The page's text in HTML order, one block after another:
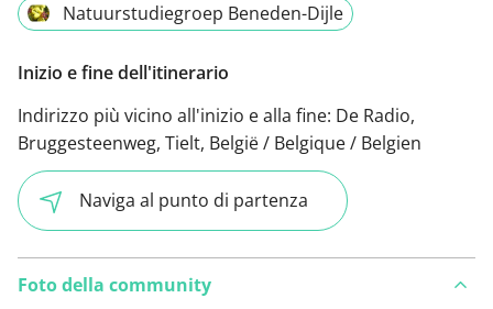
Natuurstudiegroep Beneden-Dijle
Inizio e fine dell'itinerario
Indirizzo più vicino all'inizio e alla fine: De Radio,
Bruggesteenweg, Tielt, België / Belgique / Belgien
Naviga al punto di partenza
Foto della community